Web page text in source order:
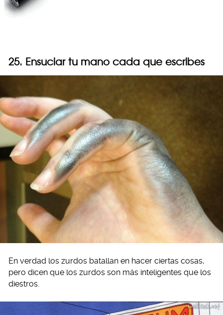
25. Ensuciar tu mano cada que escribes
En verdad los zurdos batallan en hacer ciertas cosas,
pero dicen que los zurdos son más inteligentes que los
diestros.